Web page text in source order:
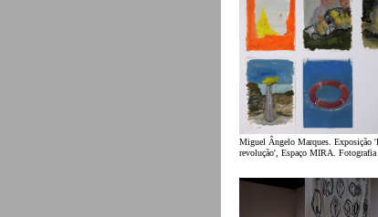
Miguel Ângelo Marques. Exposição
revolução', Espaço MIRA. Fotografia